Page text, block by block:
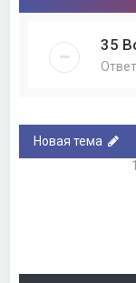
35
Новая тема